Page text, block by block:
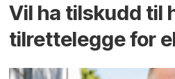
Vil ha tilskudd til
tilrettelegge for